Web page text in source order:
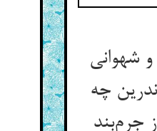
شهوانی
چه